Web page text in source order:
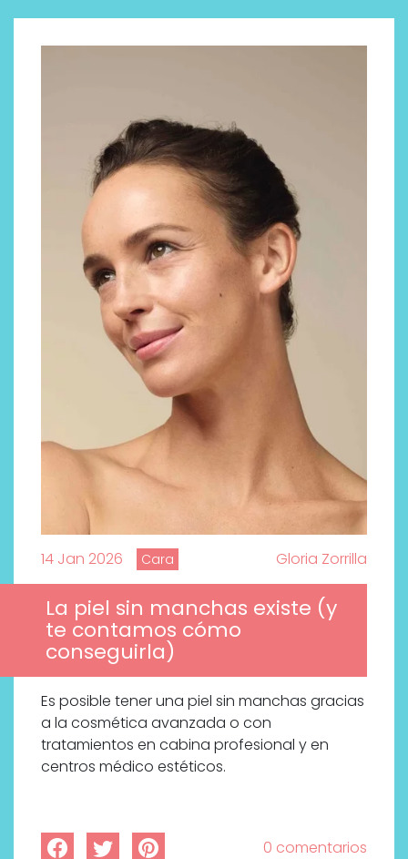
14 Jan 2026 Cara Gloria Zorrilla
La piel sin manchas existe (y
te contamos cómo
conseguirla)
Es posible tener una piel sin manchas gracias
a la cosmética avanzada o con
tratamientos en cabina profesional y en
centros médico estéticos.
0 comentarios